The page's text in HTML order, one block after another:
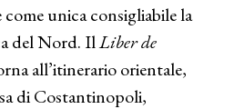
unica consigliabile la
del Nord. IlLiber de
all’itinerario orientale,
di Costantinopoli,